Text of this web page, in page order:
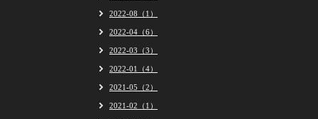
2022-08（1）
2022-04（6）
2022-03（3）
2022-01（4）
2021-05（2）
2021-02（1）